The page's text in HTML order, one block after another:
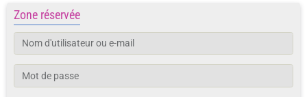
Zone réservée